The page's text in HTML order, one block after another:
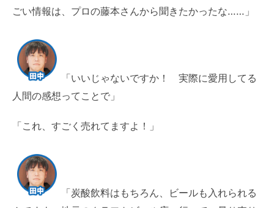
ごい情報は、プロの藤本さんから聞きたかったな……」
「いいじゃないですか！ 実際に愛用してる
人間の感想ってことで」
「これ、すごく売れてますよ！」
「炭酸飲料はもちろん、ビールも入れられる